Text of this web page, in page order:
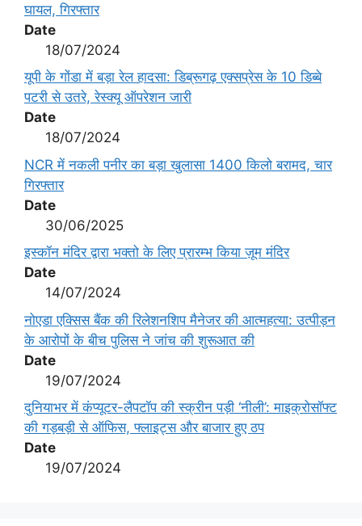
घायल, गिरफ्तार
Date
18/07/2024
यूपी के गोंडा में बड़ा रेल हादसा: डिब्रूगढ़ एक्सप्रेस के 10 डिब्बे
पटरी से उतरे, रेस्क्यू ऑपरेशन जारी
Date
18/07/2024
NCR में नकली पनीर का बड़ा खुलासा 1400 किलो बरामद, चार
गिरफ्तार
Date
30/06/2025
इस्कॉन मंदिर द्वारा भक्तो के लिए प्रारम्भ किया ज़ूम मंदिर
Date
14/07/2024
नोएडा एक्सिस बैंक की रिलेशनशिप मैनेजर की आत्महत्या: उत्पीड़न
के आरोपों के बीच पुलिस ने जांच की शुरूआत की
Date
19/07/2024
दुनियाभर में कंप्यूटर-लैपटॉप की स्क्रीन पड़ी ‘नीली’: माइक्रोसॉफ्ट
की गड़बड़ी से ऑफिस, फ्लाइट्स और बाजार हुए ठप
Date
19/07/2024